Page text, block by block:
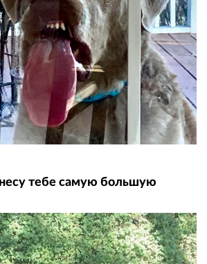
тебе самую большую